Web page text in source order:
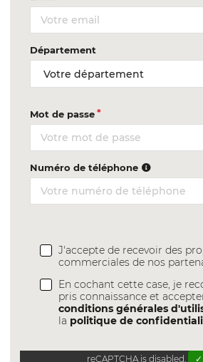
Département
Mot de passe
Numéro de téléphone
J'accepte de recevoir des
commerciales de nos
En cochant cette case, je
pris connaissance et
conditions générales
la politique de
reCAPTCHA is disabled. ✓